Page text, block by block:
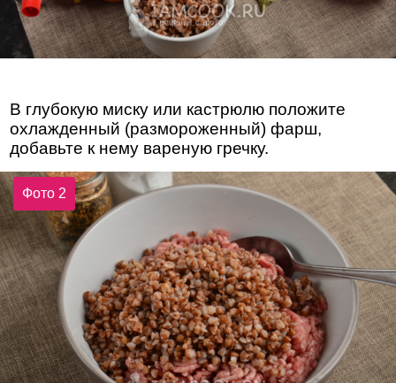
В глубокую миску или кастрюлю положите
охлажденный (размороженный) фарш,
добавьте к нему вареную гречку.
Фото 2